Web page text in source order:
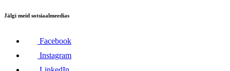
Jälgi meid sotsiaalmeedias
Facebook
Instagram